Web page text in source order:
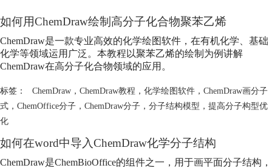
如何用ChemDraw绘制高分子化合物聚苯乙烯
ChemDraw是一款专业高效的化学绘图软件，在有机化学、基础
化学等领域运用广泛。本教程以聚苯乙烯的绘制为例讲解
ChemDraw在高分子化合物领域的应用。
标签： ChemDraw， ChemDraw教程 ， 化学绘图软件， ChemDraw画分子
式 ， ChemOffice分子 ， ChemDraw分子 ， 分子结构模型 ， 提高分子构型优
化
如何在word中导入ChemDraw化学分子结构
ChemDraw是ChemBioOffice的组件之一，用于画平面分子结构，